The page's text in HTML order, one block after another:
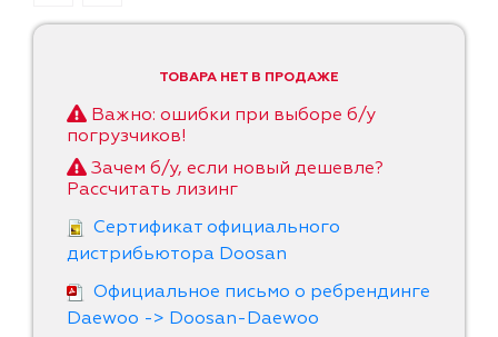
ТОВАРА НЕТ В ПРОДАЖЕ
Важно: ошибки при выборе б/у
погрузчиков!
Зачем б/у, если новый дешевле?
Рассчитать лизинг
Сертификат официального
дистрибьютора Doosan
Официальное письмо о ребрендинге
Daewoo -> Doosan-Daewoo